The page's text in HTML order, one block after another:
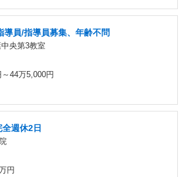
導員/指導員募集、年齢不問
央第3教室
44万5,000円
週休2日
円